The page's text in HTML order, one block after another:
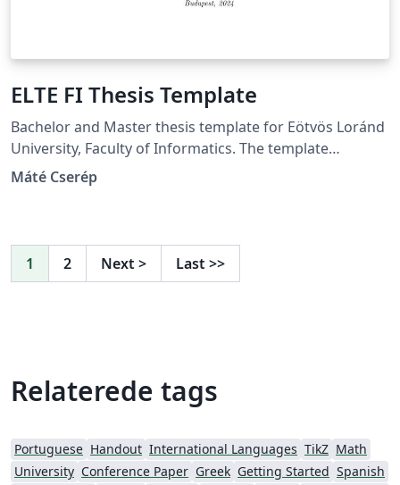
ELTE FI Thesis Template
Bachelor and Master thesis template for Eötvös Loránd
University, Faculty of Informatics. The template
supports producing both Hungarian and English
Máté Cserép
1 2 Next > Last >>
Relaterede tags
Portuguese Handout International Languages TikZ Math
University Conference Paper Greek Getting Started Spanish